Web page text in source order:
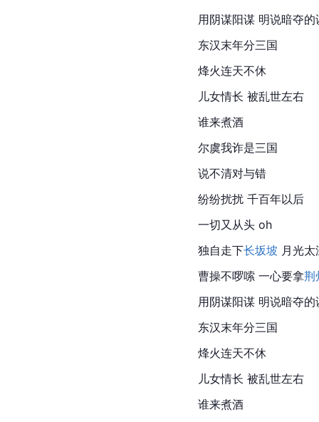
用阴谋阳谋 明说暗夺的
东汉末年分三国
烽火连天不休
儿女情长 被乱世左右
谁来煮酒
尔虞我诈是三国
说不清对与错
纷纷扰扰 千百年以后
一切又从头 oh
独自走下长坂坡 月光太
曹操不啰嗦 一心要拿荆
用阴谋阳谋 明说暗夺的
东汉末年分三国
烽火连天不休
儿女情长 被乱世左右
谁来煮酒